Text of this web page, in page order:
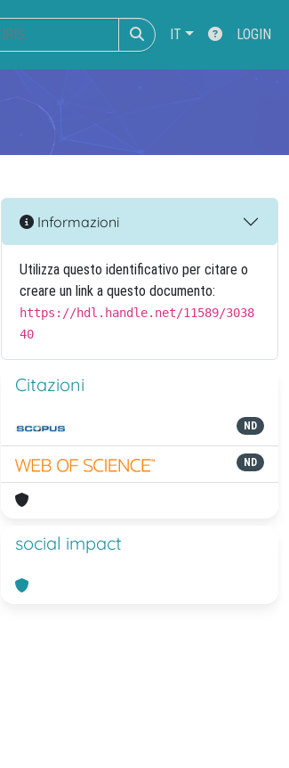
IT LOGIN
Informazioni
Utilizza questo identificativo per citare o
creare un link a questo documento:
https://hdl.handle.net/11589/3038
40
Citazioni
ND
ND
social impact